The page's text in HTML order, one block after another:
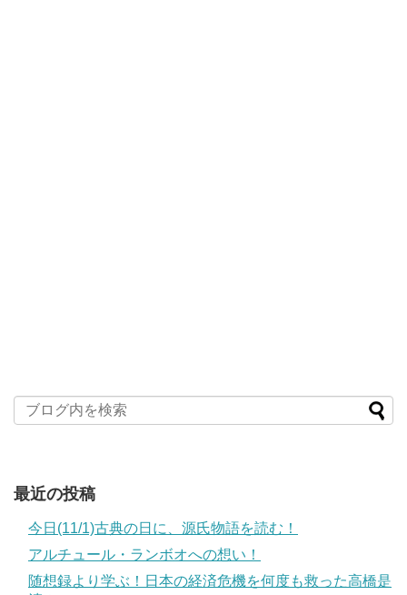
最近の投稿
今日(11/1)古典の日に、源氏物語を読む！
アルチュール・ランボオへの想い！
随想録より学ぶ！日本の経済危機を何度も救った高橋是